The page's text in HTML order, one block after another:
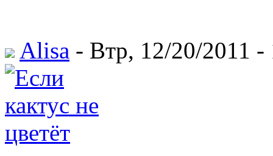
Alisa - Втр, 12/20/2011 -